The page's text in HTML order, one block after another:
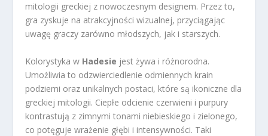
mitologii greckiej z nowoczesnym designem. Przez to,
gra zyskuje na atrakcyjności wizualnej, przyciągając
uwagę graczy zarówno młodszych, jak i starszych.
Kolorystyka w Hadesie jest żywa i różnorodna.
Umożliwia to odzwierciedlenie odmiennych krain
podziemi oraz unikalnych postaci, które są ikoniczne dla
greckiej mitologii. Ciepłe odcienie czerwieni i purpury
kontrastują z zimnymi tonami niebieskiego i zielonego,
co potęguje wrażenie głębi i intensywności. Taki